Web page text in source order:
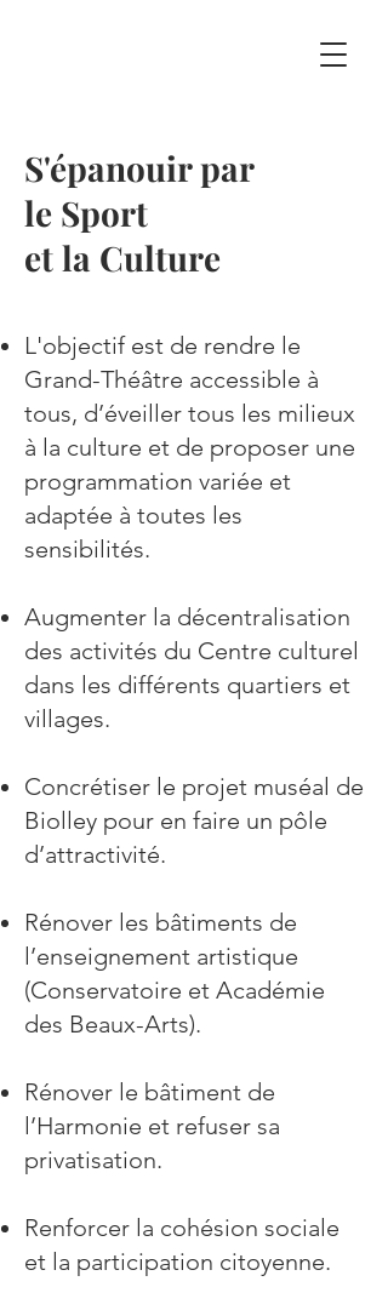
S'épanouir par
le Sport
et la Culture
L'objectif est de rendre le
Grand-Théâtre accessible à
tous, d’éveiller tous les milieux
à la culture et de proposer une
programmation variée et
adaptée à toutes les
sensibilités.
Augmenter la décentralisation
des activités du Centre culturel
dans les différents quartiers et
villages.
Concrétiser le projet muséal de
Biolley pour en faire un pôle
d’attractivité.
Rénover les bâtiments de
l’enseignement artistique
(Conservatoire et Académie
des Beaux-Arts).
Rénover le bâtiment de
l’Harmonie et refuser sa
privatisation.
Renforcer la cohésion sociale
et la participation citoyenne.